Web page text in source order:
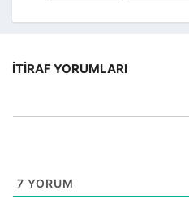
İTIRAF YORUMLARI
7 YORUM